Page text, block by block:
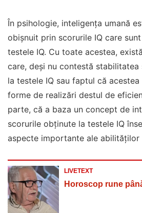
În psihologie, inteligența umană
obișnuit prin scorurile IQ care
testele IQ. Cu toate acestea,
care, deși nu contestă
la testele IQ sau faptul că
forme de realizări destul de
parte, că a baza un concept de
scorurile obținute la testele IQ
aspecte importante ale abilităților
LIVETEXT
Horoscop rune